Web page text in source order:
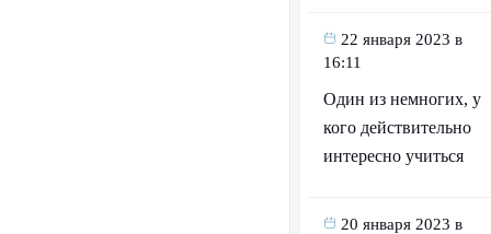
22 января 2023 в
16:11
Один из немногих, у
кого действительно
интересно учиться
20 января 2023 в